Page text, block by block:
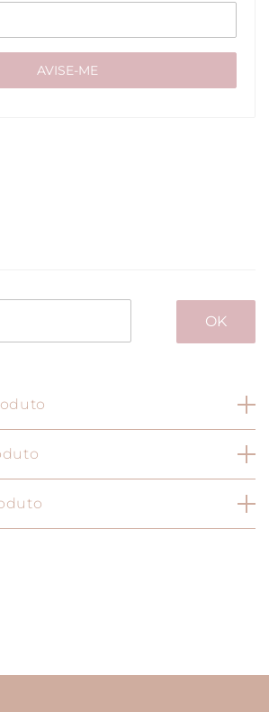
| Ródio
levar à oxidação do banho.